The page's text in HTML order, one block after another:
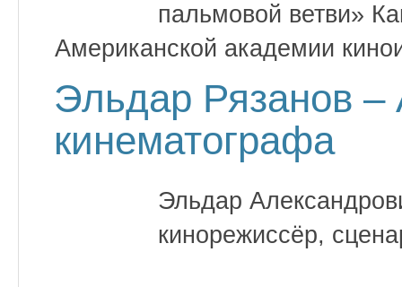
пальмовой ветви»
Американской академии
Эльдар Рязанов –
кинематографа
Эльдар
кинорежиссёр,